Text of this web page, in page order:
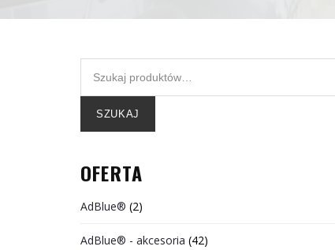
SZUKAJ
OFERTA
AdBlue® (2)
AdBlue® - akcesoria (42)